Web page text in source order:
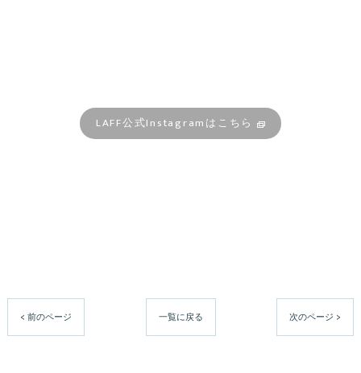
LAFF公式Instagramはこちら
< 前のページ 一覧に戻る 次のページ >